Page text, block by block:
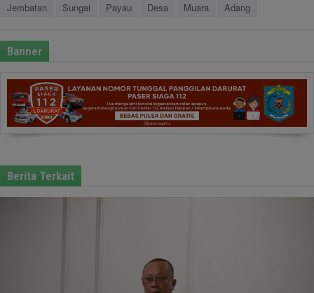
Jembatan
Sungai Payau Desa Muara Adang
Banner
Berita Terkait